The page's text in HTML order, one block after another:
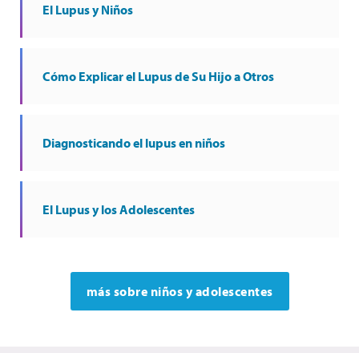
El Lupus y Niños
Cómo Explicar el Lupus de Su Hijo a Otros
Diagnosticando el lupus en niños
El Lupus y los Adolescentes
más sobre niños y adolescentes